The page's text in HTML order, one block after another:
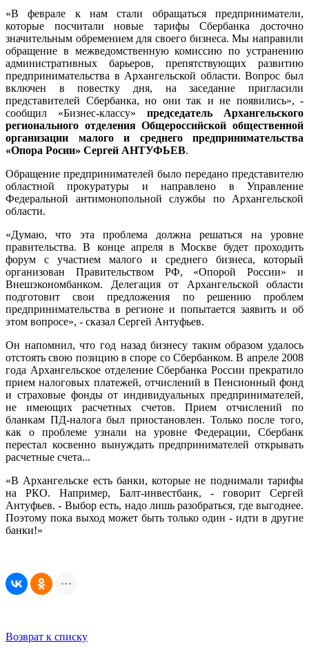
«В феврале к нам стали обращаться предприниматели,
которые посчитали новые тарифы Сбербанка досточно
значительным обремением для своего бизнеса. Мы направили
обращение в межведомственную комиссию по устранению
административных барьеров, препятствующих развитию
предпринимательства в Архангельской области. Вопрос был
включен в повестку дня, на заседание пригласили
представителей Сбербанка, но они так и не появились», -
сообщил «Бизнес-классу» председатель Архангельского
регионального отделения Общероссийской общественной
организации малого и среднего предпринимательства
«Опора Росии» Сергей АНТУФЬЕВ.
Обращение предпринимателей было передано представителю
областной прокуратуры и направлено в Управление
Федеральной антимонопольной службы по Архангельской
области.
«Думаю, что эта проблема должна решаться на уровне
правительства. В конце апреля в Москве будет проходить
форум с участием малого и среднего бизнеса, который
организован Правительством РФ, «Опорой России» и
Внешэкономбанком. Делегация от Архангельской области
подготовит свои предложения по решению проблем
предпринимательства в регионе и попытается заявить и об
этом вопросе», - сказал Сергей Антуфьев.
Он напомнил, что год назад бизнесу таким образом удалось
отстоять свою позицию в споре со Сбербанком. В апреле 2008
года Архангельское отделение Сбербанка России прекратило
прием налоговых платежей, отчислений в Пенсионный фонд
и страховые фонды от индивидуальных предпринимателей,
не имеющих расчетных счетов. Прием отчислений по
бланкам ПД-налога был приостановлен. Только после того,
как о проблеме узнали на уровне Федерации, Сбербанк
перестал косвенно вынуждать предпринимателей открывать
расчетные счета...
«В Архангельске есть банки, которые не поднимали тарифы
на РКО. Например, Балт-инвестбанк, - говорит Сергей
Антуфьев. - Выбор есть, надо лишь разобраться, где выгоднее.
Поэтому пока выход может быть только один - идти в другие
банки!»
Возврат к списку